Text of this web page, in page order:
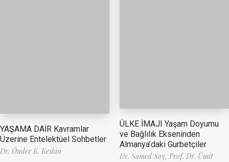
YAŞAMA DAİR Kavramlar
Üzerine Entelektüel Sohbetler
Dr. Önder K. Keskin
ÜLKE İMAJI Yaşam Doyumu
ve Bağlılık Ekseninden
Almanya’daki Gurbetçiler
Dr. Samed Soy, Prof. Dr. Ümit